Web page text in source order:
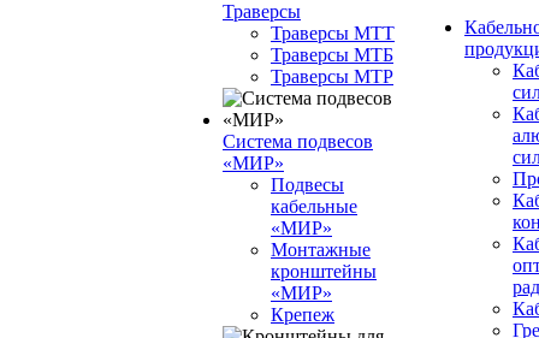
Траверсы
Траверсы МТТ
Траверсы МТБ
Траверсы МТР
Система подвесов
«МИР»
Подвесы
кабельные
«МИР»
Монтажные
кронштейны
«МИР»
Крепеж